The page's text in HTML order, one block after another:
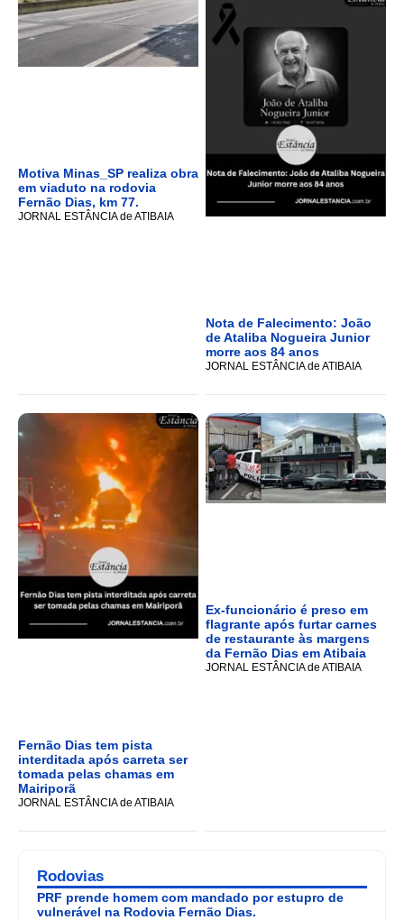
Motiva Minas_SP realiza obra
em viaduto na rodovia
Fernão Dias, km 77.
JORNAL ESTÂNCIA de ATIBAIA
Nota de Falecimento: João
de Ataliba Nogueira Junior
morre aos 84 anos
JORNAL ESTÂNCIA de ATIBAIA
Fernão Dias tem pista
interditada após carreta ser
tomada pelas chamas em
Mairiporã
JORNAL ESTÂNCIA de ATIBAIA
Ex-funcionário é preso em
flagrante após furtar carnes
de restaurante às margens
da Fernão Dias em Atibaia
JORNAL ESTÂNCIA de ATIBAIA
Rodovias
PRF prende homem com mandado por estupro de
vulnerável na Rodovia Fernão Dias.